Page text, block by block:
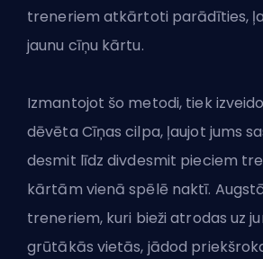
treneriem atkārtoti parādīties,
jaunu cīņu kārtu.
Izmantojot šo metodi, tiek
dēvēta Cīņas cilpa, ļaujot jums
desmit līdz divdesmit pieciem
kārtām vienā spēlē naktī.
treneriem, kuri bieži atrodas uz
grūtākās vietās, jādod